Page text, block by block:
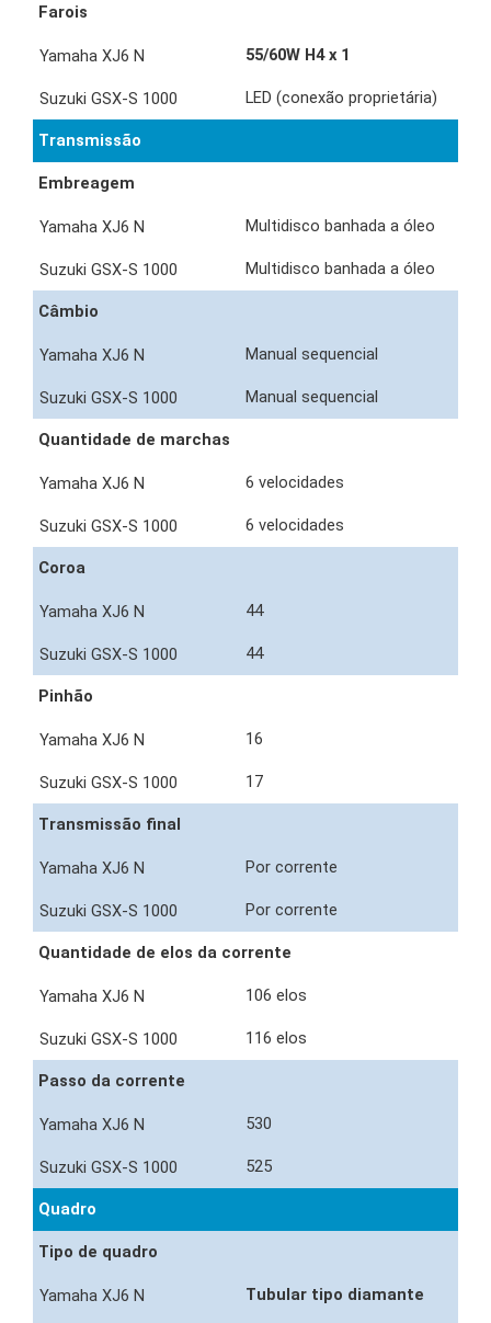
Farois
55/60W H4 x 1
LED (conexão proprietária)
Transmissão
Embreagem
Multidisco banhada a óleo
Multidisco banhada a óleo
Câmbio
Manual sequencial
Manual sequencial
Quantidade de marchas
6 velocidades
6 velocidades
Coroa
44
44
Pinhão
16
17
Transmissão final
Por corrente
Por corrente
Quantidade de elos da corrente
106 elos
116 elos
Passo da corrente
530
525
Quadro
Tipo de quadro
Tubular tipo diamante